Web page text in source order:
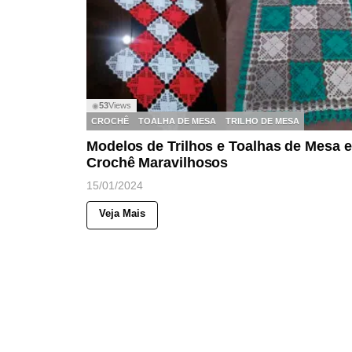
◉53Views
CROCHÊ
TOALHA DE MESA TRILHO DE MESA
Modelos de Trilhos e Toalhas de Mesa
Crochê Maravilhosos
15/01/2024
Veja Mais